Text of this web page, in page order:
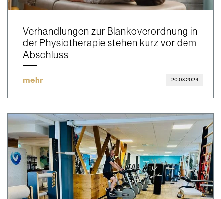
Verhandlungen zur Blankoverordnung in
der Physiotherapie stehen kurz vor dem
Abschluss
mehr 20.08.2024